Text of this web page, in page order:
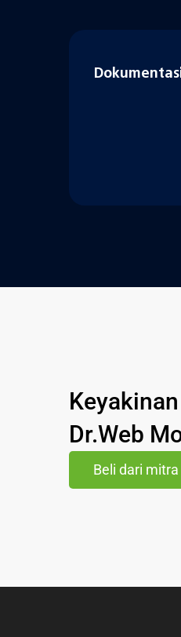
Dr.Web
Beli dari mitra